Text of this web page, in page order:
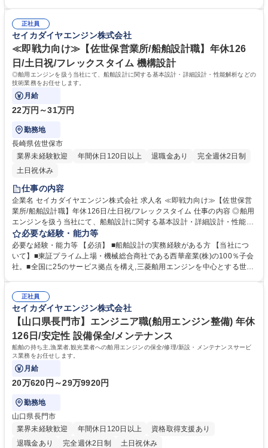
営業/土日祝休/フレックス制度有/残業月20h
部品・舟艇・関連機器の販売事業を展開しています。★20馬力～1000馬
力の舶用エンジン分野で圧倒的な強さを誇り,国内シェアは第2位！■安定
した経営基盤のもと,堅実な成長を続けています！ 学歴・資格 学歴：大学
院 大学 高専 短大 専修学校 高校 語学力： 資格：第一種運転免許普通自動
車
正社員
セイカダイヤエンジン株式会社
≪即戦力向け≫【佐世保営業所/船舶設計職】年休126
日/土日祝/フレックスタイム 機構設計
◎舶用エンジンを扱う当社にて、船舶設計に関する基本設計・詳細設計・性能解析などの
技術業務をお任せします。
月給
22万円～31万円
勤務地
長崎県佐世保市
業界未経験歓迎
年間休日120日以上 退職金あり
完全週休2日制
土日祝休み
仕事の内容
企業名 セイカダイヤエンジン株式会社 求人名 ≪即戦力向け≫【佐世保営
業所/船舶設計職】年休126日/土日祝/フレックスタイム 仕事の内容 ◎舶用
エンジンを扱う当社にて、船舶設計に関する基本設計・詳細設計・性能解
析などの技術業務をお任せします。 【具体的には】 船舶の用途に応じた
仕様策定から、船体構造・機関配置・配管設計などの詳細設計、CFD解析
や安定性評価まで幅広く担当します。CAD/CAEを用いた図面作成や、船
級協会との調整業務も含まれます。 入社後から全業務範囲をお任せする予
必要な経験・能力等
必要な経験・能力等 【必須】 ■船舶設計の実務経験がある方 【当社につ
いて】■東証プライム上場・機械総合商社である西華産業(株)の100％子会
社。■全国に25のサービス拠点を構え,三菱舶用エンジンを中心とする世界
力の舶用エンジン分野で圧倒的な強さを誇り,国内シェアは第2位！■安定
した経営基盤のもと,堅実な成長を続けています！ 学歴・資格 学歴：大学
院 大学 高専 短大 専修学校 高校 語学力： 資格：
正社員
セイカダイヤエンジン株式会社
【山口県長門市】エンジニア職(舶用エンジン整備) 年休
126日/安定性 設備保全/メンテナンス
船舶の持ち主,漁業者,観光業者への舶用エンジンの保全/修理/新設・メンテナンスサービ
ス業務をお任せします。
月給
20万620円～29万9920円
勤務地
山口県長門市
業界未経験歓迎
年間休日120日以上
資格取得支援あり
退職金あり
完全週休2日制 土日祝休み